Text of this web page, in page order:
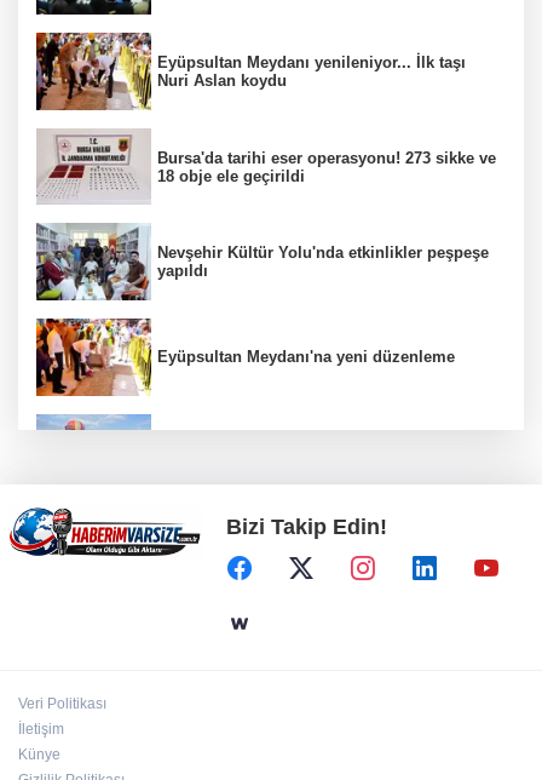
Eyüpsultan Meydanı yenileniyor... İlk taşı
Nuri Aslan koydu
Bursa'da tarihi eser operasyonu! 273 sikke ve
18 obje ele geçirildi
Nevşehir Kültür Yolu'nda etkinlikler peşpeşe
yapıldı
Eyüpsultan Meydanı'na yeni düzenleme
ATA Çiftliği Yoncaları Atatürk Parkı'na ulaştı
İstanbul Maltepe’de çocuklar kitapların renkli
Bizi Takip Edin!
Veri Politikası
İletişim
Künye